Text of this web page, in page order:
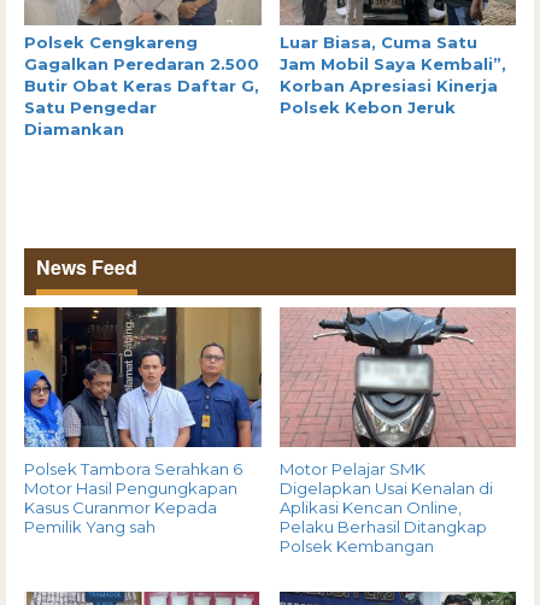
Polsek Cengkareng
Gagalkan Peredaran 2.500
Butir Obat Keras Daftar G,
Satu Pengedar
Diamankan
Luar Biasa, Cuma Satu
Jam Mobil Saya Kembali”,
Korban Apresiasi Kinerja
Polsek Kebon Jeruk
News Feed
Polsek Tambora Serahkan 6
Motor Hasil Pengungkapan
Kasus Curanmor Kepada
Pemilik Yang sah
Motor Pelajar SMK
Digelapkan Usai Kenalan di
Aplikasi Kencan Online,
Pelaku Berhasil Ditangkap
Polsek Kembangan